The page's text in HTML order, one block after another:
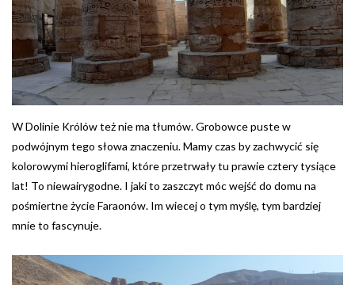
W Dolinie Królów też nie ma tłumów. Grobowce puste w
podwójnym tego słowa znaczeniu. Mamy czas by zachwycić się
kolorowymi hieroglifami, które przetrwały tu prawie cztery tysiące
lat! To niewairygodne. I jaki to zaszczyt móc wejść do domu na
pośmiertne życie Faraonów. Im wiecej o tym myślę, tym bardziej
mnie to fascynuje.